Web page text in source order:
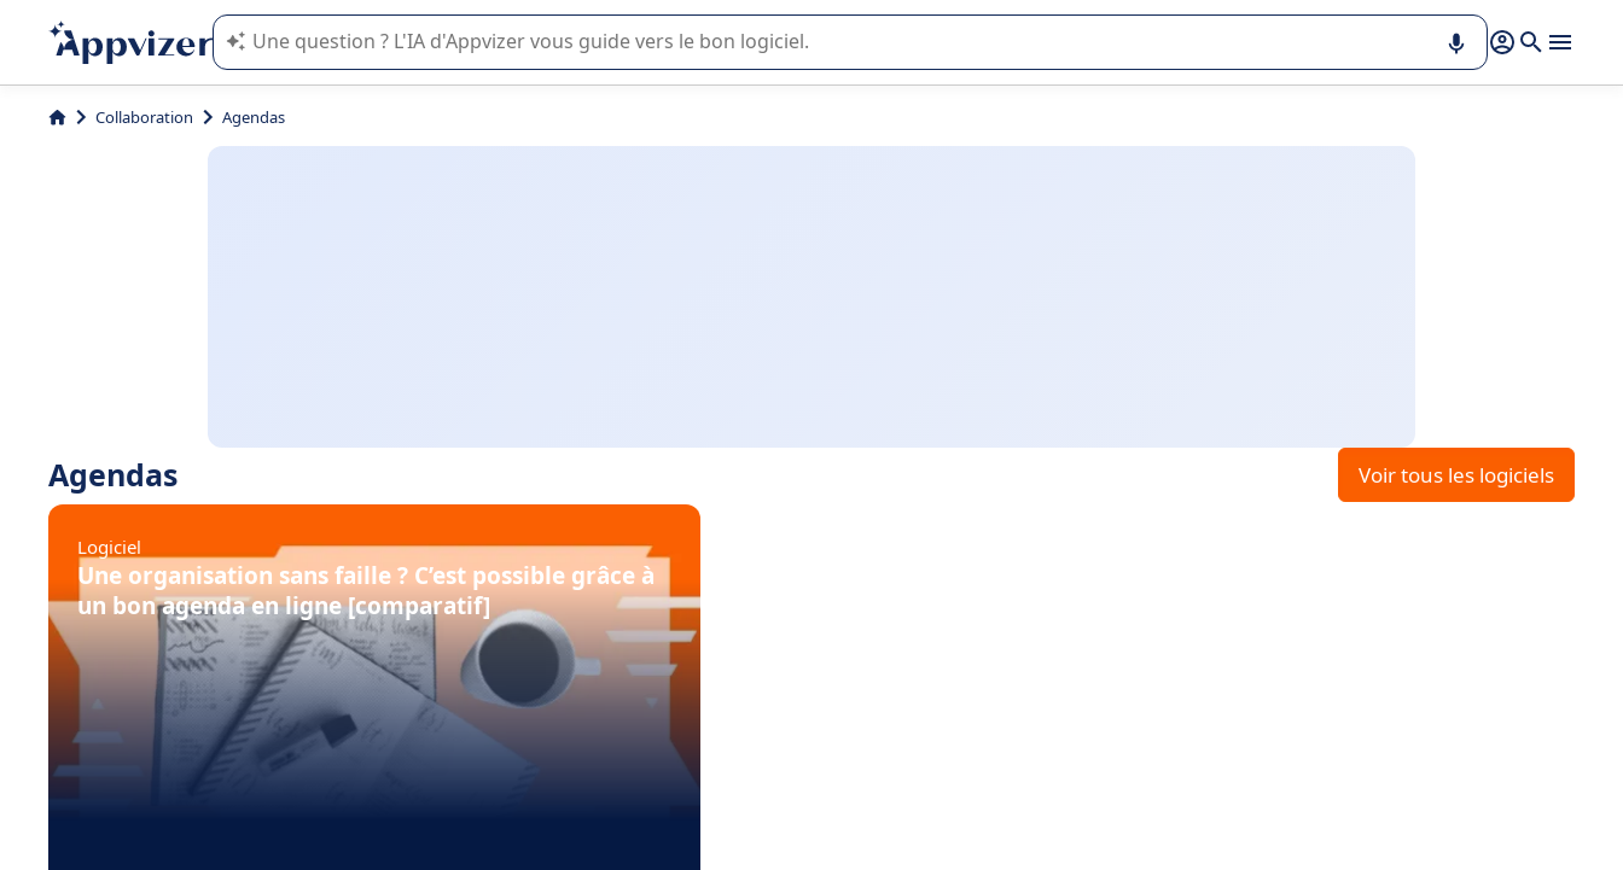
L'IA de Appvizer vous guide dans l'utilisation ou la sélection de logiciel SaaS en entreprise.
Collaboration Agendas
Agendas Voir tous les logiciels
Logiciel
Une organisation sans faille ? C’est possible grâce à
un bon agenda en ligne [comparatif]